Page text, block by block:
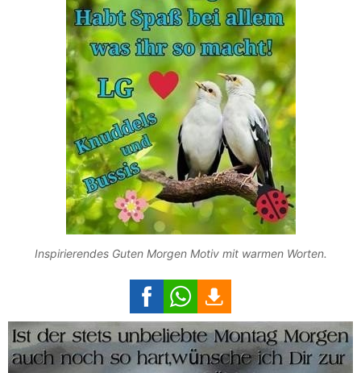
Inspirierendes Guten Morgen Motiv mit warmen Worten.